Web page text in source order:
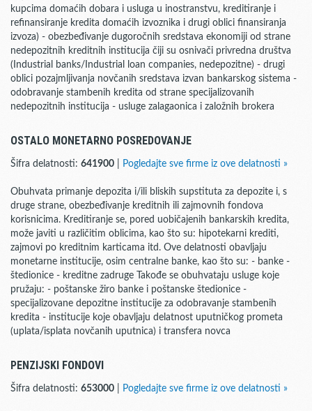
kupcima domaćih dobara i usluga u inostranstvu, kreditiranje i
refinansiranje kredita domaćih izvoznika i drugi oblici finansiranja
izvoza) - obezbeđivanje dugoročnih sredstava ekonomiji od strane
nedepozitnih kreditnih institucija čiji su osnivači privredna društva
(Industrial banks/Industrial loan companies, nedepozitne) - drugi
oblici pozajmljivanja novčanih sredstava izvan bankarskog sistema -
odobravanje stambenih kredita od strane specijalizovanih
nedepozitnih institucija - usluge zalagaonica i založnih brokera
OSTALO MONETARNO POSREDOVANJE
Šifra delatnosti: 641900 Pogledajte sve firme iz ove delatnosti »
Obuhvata primanje depozita i/ili bliskih supstituta za depozite i, s
druge strane, obezbeđivanje kreditnih ili zajmovnih fondova
korisnicima. Kreditiranje se, pored uobičajenih bankarskih kredita,
može javiti u različitim oblicima, kao što su: hipotekarni krediti,
zajmovi po kreditnim karticama itd. Ove delatnosti obavljaju
monetarne institucije, osim centralne banke, kao što su: - banke -
štedionice - kreditne zadruge Takođe se obuhvataju usluge koje
pružaju: - poštanske žiro banke i poštanske štedionice -
specijalizovane depozitne institucije za odobravanje stambenih
kredita - institucije koje obavljaju delatnost uputničkog prometa
(uplata/isplata novčanih uputnica) i transfera novca
PENZIJSKI FONDOVI
Šifra delatnosti: 653000 Pogledajte sve firme iz ove delatnosti »